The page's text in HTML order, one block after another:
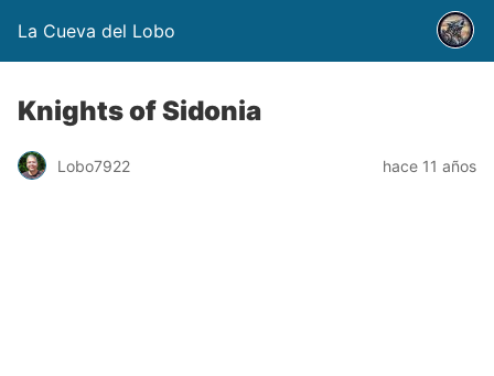
La Cueva del Lobo
Knights of Sidonia
Lobo7922 hace 11 años